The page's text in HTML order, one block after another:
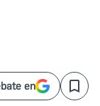
en Save